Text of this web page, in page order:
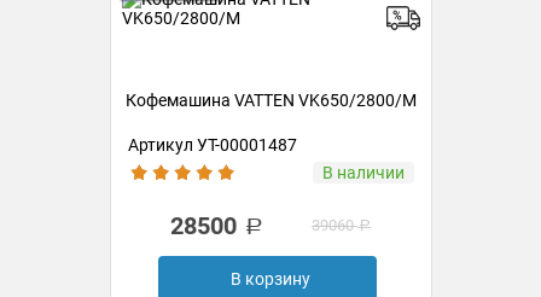
Кофемашина VATTEN VK650/2800/M
Артикул УТ-00001487
В наличии
28500 39060
В корзину